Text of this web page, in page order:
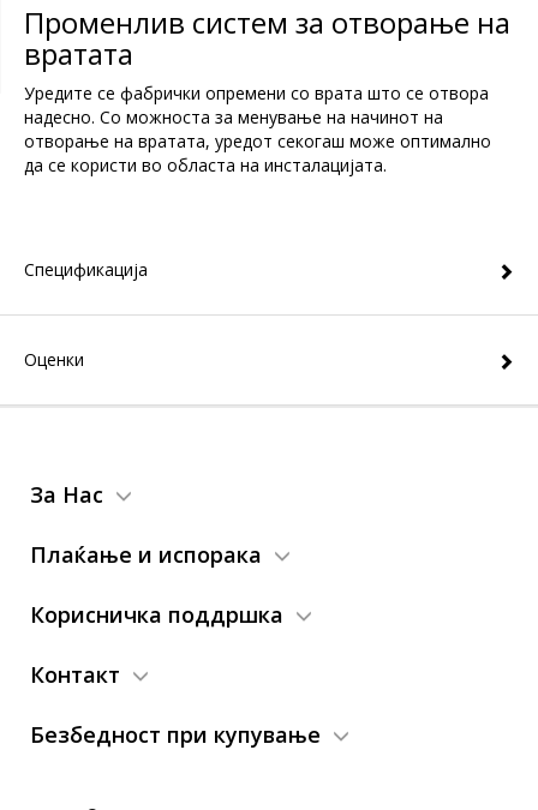
Променлив систем за отворање на
вратата
Уредите се фабрички опремени со врата што се отвора
надесно. Со можноста за менување на начинот на
отворање на вратата, уредот секогаш може оптимално
да се користи во областа на инсталацијата.
Спецификација
Оценки
За Нас
Плаќање и испорака
Корисничка поддршка
Контакт
Безбедност при купување